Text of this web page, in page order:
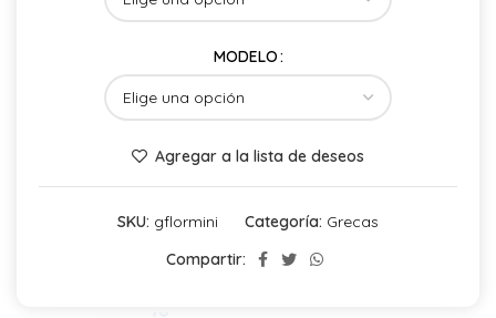
MODELO
Agregar a la lista de deseos
SKU: gflormini Categoría: Grecas
Compartir: